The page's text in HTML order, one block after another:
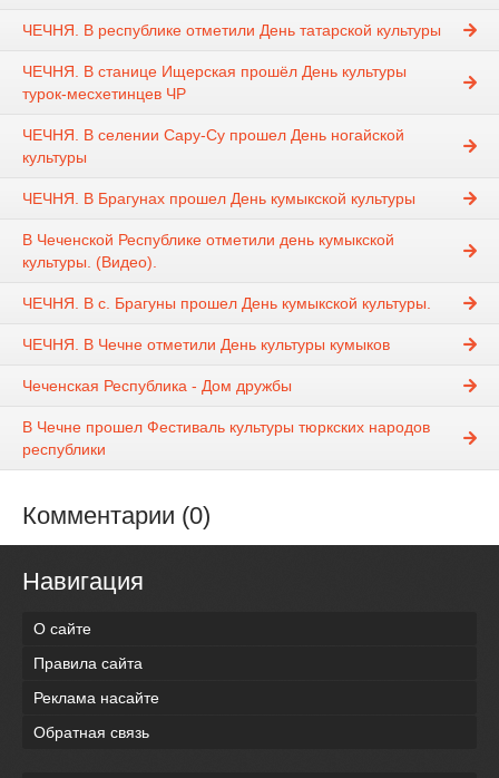
ЧЕЧНЯ. В республике отметили День татарской культуры
ЧЕЧНЯ. В станице Ищерская прошёл День культуры
турок-месхетинцев ЧР
ЧЕЧНЯ. В селении Сару-Су прошел День ногайской
культуры
ЧЕЧНЯ. В Брагунах прошел День кумыкской культуры
В Чеченской Республике отметили день кумыкской
культуры. (Видео).
ЧЕЧНЯ. В с. Брагуны прошел День кумыкской культуры.
ЧЕЧНЯ. В Чечне отметили День культуры кумыков
Чеченская Республика - Дом дружбы
В Чечне прошел Фестиваль культуры тюркских народов
республики
Комментарии (0)
Навигация
О сайте
Правила сайта
Реклама насайте
Обратная связь